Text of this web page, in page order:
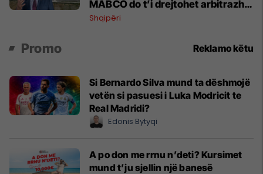
MABCO do t’i drejtohet arbitrazhit
ndërkombëtar
Shqipëri
Promo Reklamo këtu
Si Bernardo Silva mund ta dëshmojë
vetën si pasuesi i Luka Modricit te
Real Madridi?
Edonis Bytyqi
A po don me rrnu n’deti? Kursimet
mund t’ju sjellin një banesë